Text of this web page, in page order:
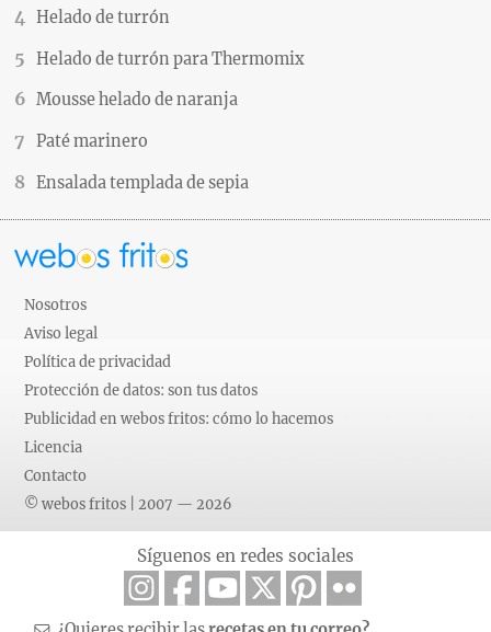
Helado de turrón
Helado de turrón para Thermomix
Mousse helado de naranja
Paté marinero
Ensalada templada de sepia
Nosotros
Aviso legal
Política de privacidad
Protección de datos: son tus datos
Publicidad en webos fritos: cómo lo hacemos
Licencia
Contacto
© webos fritos | 2007 — 2026
Síguenos en redes sociales